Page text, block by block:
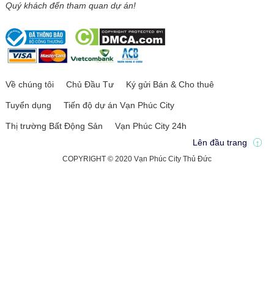
Quý khách đến tham quan dự án!
Về chúng tôi Chủ Đầu Tư Ký gửi Bán & Cho thuê
Tuyển dụng Tiến độ dự án Vạn Phúc City
Thị trường Bất Động Sản Vạn Phúc City 24h
COPYRIGHT © 2020 Vạn Phúc City Thủ Đức
Lên đầu trang